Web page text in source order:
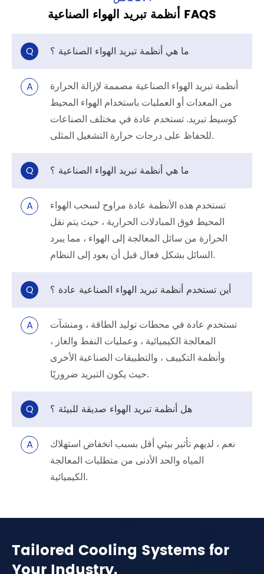
أنظمة تبريد الهواء الصناعية FAQS
Q ما هي أنظمة تبريد الهواء الصناعية ؟
A
أنظمة تبريد الهواء الصناعية مصممة لإزالة الحرارة
من المعدات أو العمليات باستخدام الهواء المحيط
كوسيط تبريد. تستخدم عادة في مختلف الصناعات
للحفاظ على درجات حرارة التشغيل المثلى.
Q ما هي أنظمة تبريد الهواء الصناعية ؟
A
تستخدم هذه الأنظمة عادة مراوح لسحب الهواء
المحيط فوق المبادلات الحرارية ، حيث يتم نقل
الحرارة من سائل المعالجة إلى الهواء ، مما يبرد
السائل بشكل فعال قبل أن يعود إلى النظام.
Q أين تستخدم أنظمة تبريد الهواء الصناعية عادة ؟
A
تستخدم عادة في محطات توليد الطاقة ، ومنشآت
المعالجة الكيميائية ، وعمليات النفط والغاز ،
وأنظمة التكييف ، والتطبيقات الصناعية الأخرى
حيث يكون التبريد ضروريًا.
Q هل أنظمة تبريد الهواء صديقة للبيئة ؟
A
نعم ، لديهم تأثير بيئي أقل بسبب انخفاض استهلاك
المياه والحد الأدنى من متطلبات المعالجة
الكيميائية.
Tailored Cooling Systems for